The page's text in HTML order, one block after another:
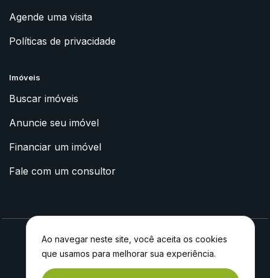
Agende uma visita
Políticas de privacidade
Imóveis
Buscar imóveis
Anuncie seu imóvel
Financiar um imóvel
Fale com um consultor
2023 © Apoyo Imóveis
Ao navegar neste site, você aceita os cookies
que usamos para melhorar sua experiência.